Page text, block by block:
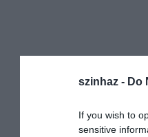
szinhaz - Do
If you wish to
sensitive